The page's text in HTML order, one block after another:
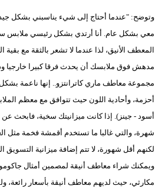
وتوضح: "عندما أحتاج إلى شيء يناسبني بشكل
معي بشكل عام. أنا أرتدي بشكل رئيسي ملابس
المعطف الأنيق، لذا عندما لا تشعر بالثقة مع
مدهش فوق ملابسك أن يحدث فرقا كبيرا خارجيا
مجموعة معاطف ماري كاترانتزو.. إنها ناعمة
أحزمة، وأحادية اللون حيث تتوافق مع معظم
أسود - جينز). إذا كانت ميزانيتك سخية، فابحث عن
شهرة، والتي غالبا ما تستخدم أقمشة فخمة مثل
لكنهم أقل شهورة، لا تتم إضافة ميزانية التسويق
ويمكنك شراء معاطف أنيقة لمصمين أمثال
مكارثي، حيث لديهم معاطف أنيقة بأسعار رائعة،